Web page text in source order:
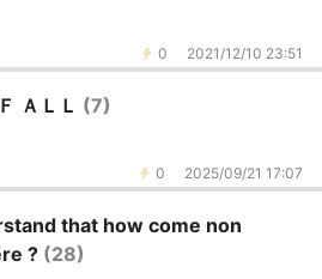
0 2021/12/10 23:51
ＡＬＬ (7)
0 2025/09/21 17:07
that how come non
? (28)